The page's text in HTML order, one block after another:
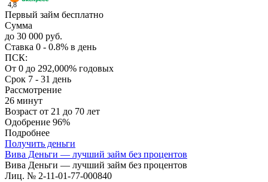
4,8
Первый займ бесплатно
Сумма
до 30 000 руб.
Ставка 0 - 0.8% в день
ПСК:
От 0 до 292,000% годовых
Срок 7 - 31 день
Рассмотрение
26 минут
Возраст от 21 до 70 лет
Одобрение 96%
Подробнее
Получить деньги
Вива Деньги — лучший займ без процентов
Вива Деньги — лучший займ без процентов
Лиц. № 2-11-01-77-000840